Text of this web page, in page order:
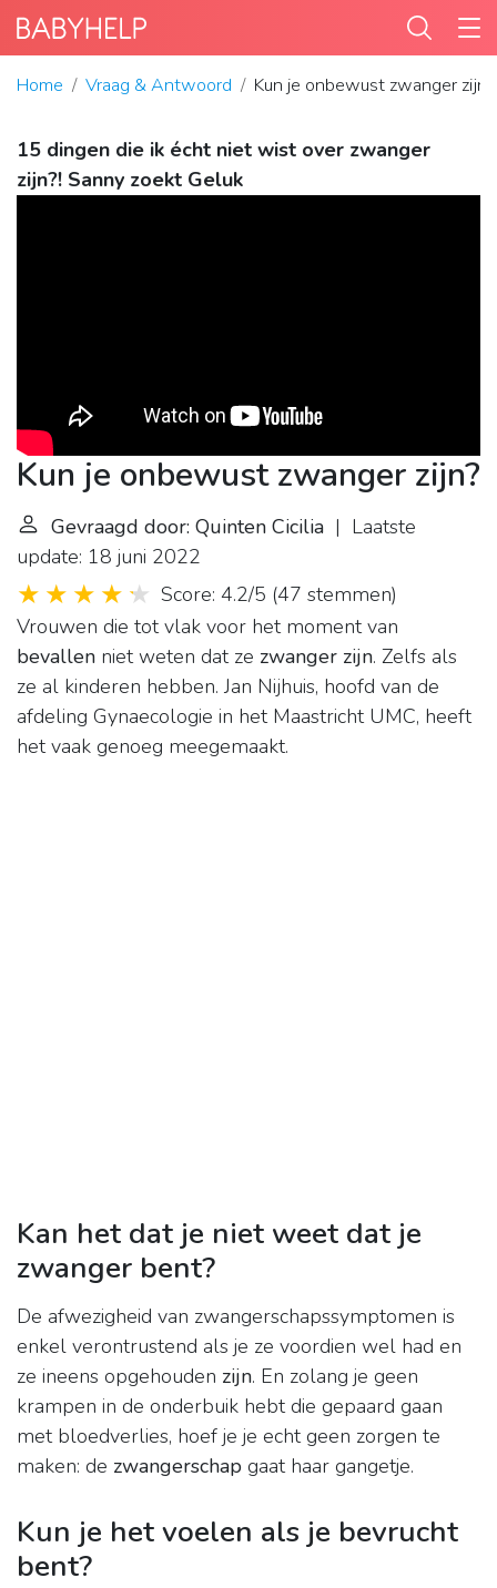
Home Vraag & Antwoord Kun je onbewust zwanger zijn?
15 dingen die ik écht niet wist over zwanger
zijn?! Sanny zoekt Geluk
Kun je onbewust zwanger zijn?
Gevraagd door: Quinten Cicilia | Laatste
update: 18 juni 2022
Score: 4.2/5 (47 stemmen)
Vrouwen die tot vlak voor het moment van
bevallen niet weten dat ze zwanger zijn. Zelfs als
ze al kinderen hebben. Jan Nijhuis, hoofd van de
afdeling Gynaecologie in het Maastricht UMC, heeft
het vaak genoeg meegemaakt.
Kan het dat je niet weet dat je
zwanger bent?
De afwezigheid van zwangerschapssymptomen is
enkel verontrustend als je ze voordien wel had en
ze ineens opgehouden zijn. En zolang je geen
krampen in de onderbuik hebt die gepaard gaan
met bloedverlies, hoef je je echt geen zorgen te
maken: de zwangerschap gaat haar gangetje.
Kun je het voelen als je bevrucht
bent?